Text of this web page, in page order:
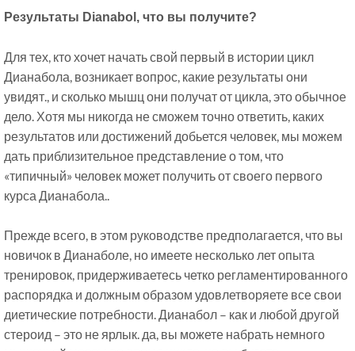
Результаты Dianabol, что вы получите?
Для тех, кто хочет начать свой первый в истории цикл
Дианабола, возникает вопрос, какие результаты они
увидят., и сколько мышц они получат от цикла, это обычное
дело. Хотя мы никогда не сможем точно ответить, каких
результатов или достижений добьется человек, мы можем
дать приблизительное представление о том, что
«типичный» человек может получить от своего первого
курса Дианабола..
Прежде всего, в этом руководстве предполагается, что вы
новичок в Дианаболе, но имеете несколько лет опыта
тренировок, придерживаетесь четко регламентированного
распорядка и должным образом удовлетворяете все свои
диетические потребности. Дианабол – как и любой другой
стероид – это не ярлык. да, вы можете набрать немного